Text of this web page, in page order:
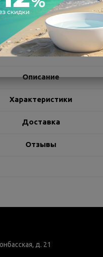
сегодня
Поделиться
Описание
Характеристики
Доставка
Отзывы
д. 21